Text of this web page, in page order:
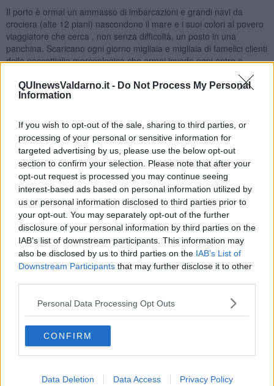
QUInewsValdarno.it - Do Not Process My Personal
Information
If you wish to opt-out of the sale, sharing to third parties, or
processing of your personal or sensitive information for
targeted advertising by us, please use the below opt-out
section to confirm your selection. Please note that after your
opt-out request is processed you may continue seeing
interest-based ads based on personal information utilized by
us or personal information disclosed to third parties prior to
your opt-out. You may separately opt-out of the further
disclosure of your personal information by third parties on the
IAB’s list of downstream participants. This information may
also be disclosed by us to third parties on the IAB’s List of
Downstream Participants that may further disclose it to other
Personal Data Processing Opt Outs
CONFIRM
Data Deletion Data Access Privacy Policy
Il porto è ormai un ammasso di imbarcazioni e grandi navi da
crociera (alte 12 piani) nascondono il mare e i suoi colori al povero
viaggiatore che cerca , non senza difficoltà, un posto in una
panchina. Scaricano ogni giorno migliaia e migliaia di famelici clienti
della paccottiglia merceologica che ormai invade ogni antro e
Tutti hanno il diritto di viaggiare, ci mancherebbe altro, ma altra
cosa è dichiarare la resa a questo turismo senza regole. Ma un
luogo va visitato a Rodi : il museo archeologico. Quasi sempre
deserto. Qui si incontra un piccolo gioiello: Afrodite accovacciata
nel bagno.
Scolpita nel primo secolo a.c. Non ha nulla di regale o divino: una
ragazza che sta strizzando i capelli dopo il bagno. Nuda e
accoccolata con una naturale torsione del busto mentre un
ginocchio posa sulla scatoletta dei profumi. Si dice che nell’antichità
alcuni furono folgorati dalla piccola Afrodite nuda da innamorarsene
davvero. Davanti a lei si percepisce quanto per i greci la bellezza,
l’amore, la gioia di vivere fossero parte essenziale della vita.
Tito Barbini
Newsletter QUInews - ToscanaMedia.Arriva gratis tutti i giorni